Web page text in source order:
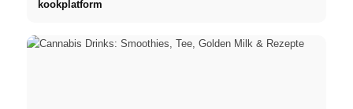
kookplatform